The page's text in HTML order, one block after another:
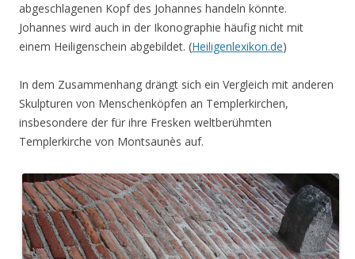
abgeschlagenen Kopf des Johannes handeln könnte.
Johannes wird auch in der Ikonographie häufig nicht mit
einem Heiligenschein abgebildet. (Heiligenlexikon.de)
In dem Zusammenhang drängt sich ein Vergleich mit anderen
Skulpturen von Menschenköpfen an Templerkirchen,
insbesondere der für ihre Fresken weltberühmten
Templerkirche von Montsaunès auf.